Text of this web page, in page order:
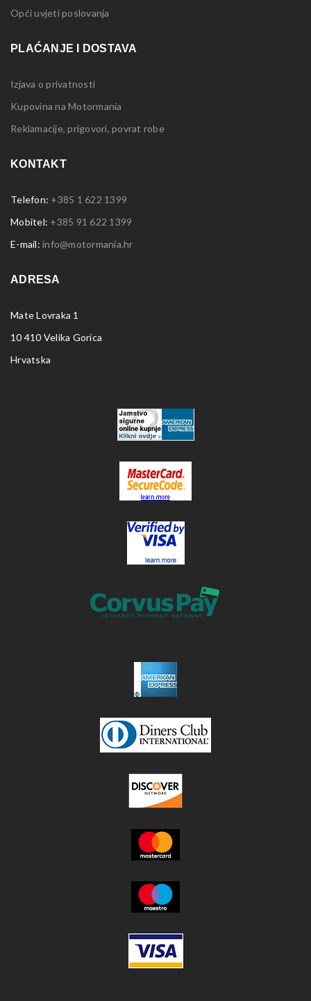
Opći uvjeti poslovanja
PLAĆANJE I DOSTAVA
Izjava o privatnosti
Kupovina na Motormania
Reklamacije, prigovori, povrat robe
KONTAKT
Telefon: +385 1 622 1399
Mobitel: +385 91 622 1399
E-mail: info@motormania.hr
ADRESA
Mate Lovraka 1
10 410 Velika Gorica
Hrvatska